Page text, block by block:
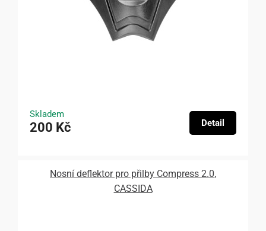
Skladem
200 Kč Detail
Nosní deflektor pro přilby Compress 2.0,
CASSIDA